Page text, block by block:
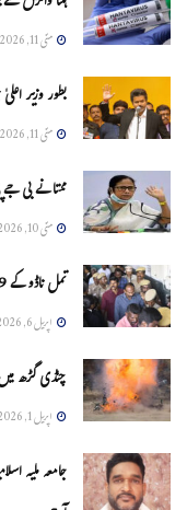
مئی 11, 2026
بطور وزیر
مئی 11, 2026
ممتا نے بی
مئی 10, 2026
تمل ناڈو کے 9 پولیس اہلکاروں کو سزائے موت
اپریل 6, 2026
چنڈی گڑھ
اپریل 1, 2026
جامعہ ملیہ